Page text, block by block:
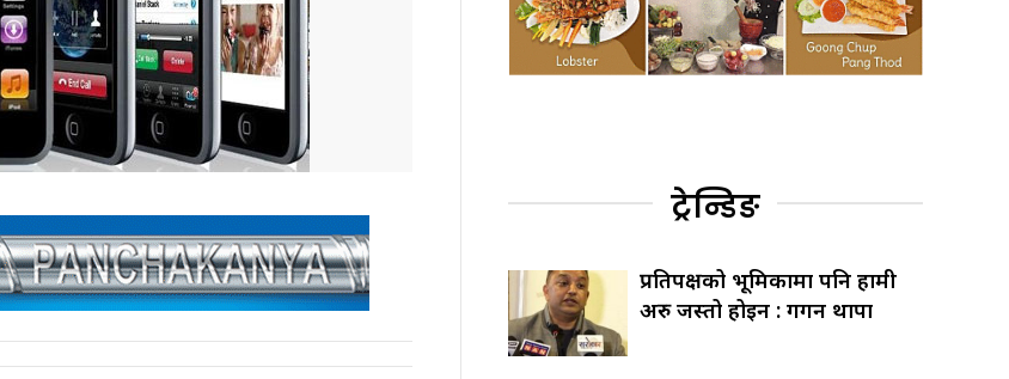
ट्रेन्डिङ
प्रतिपक्षको भूमिकामा पनि हामी
अरु जस्तो होइन : गगन थापा